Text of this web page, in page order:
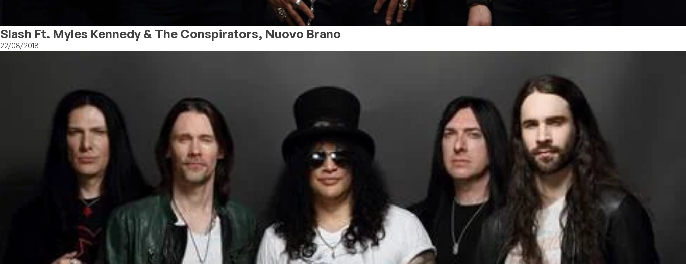
Slash Ft. Myles Kennedy & The Conspirators, Nuovo Brano
22/08/2018